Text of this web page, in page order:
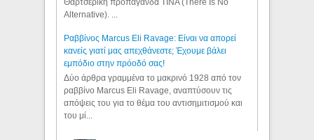
Alternative). ...
Ραββίνος Marcus Eli Ravage: Είναι να απορεί
κανείς γιατί μας απεχθάνεστε; Έχουμε βάλει
εμπόδιο στην πρόοδό σας!
Δύο άρθρα γραμμένα το μακρινό 1928 από τον
ραββίνο Marcus Eli Ravage, αναπτύσουν τις
απόψεις του για το θέμα του αντισημιτισμού και
του μί...